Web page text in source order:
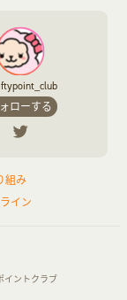
ローする
組み
イン
イントクラブ